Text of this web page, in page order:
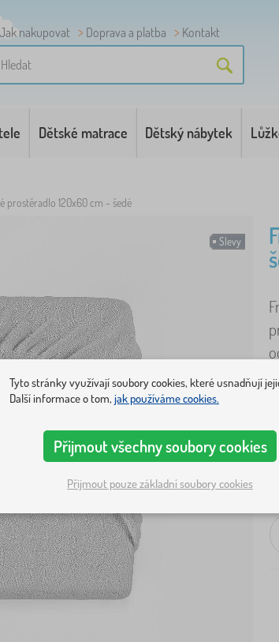
Jak nakupovat Doprava a platba Kontakt
Dětské matrace Dětský nábytek
prostěradlo 120x60 cm - šedé
Slevy
Tyto stránky využívají soubory cookies, které usnadňují
Další informace o tom, jak používáme cookies.
Přijmout všechny soubory cookies
Přijmout pouze základní soubory cookies